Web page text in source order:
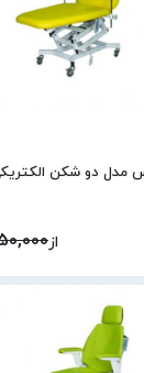
دو شکن الکتریکی2
از